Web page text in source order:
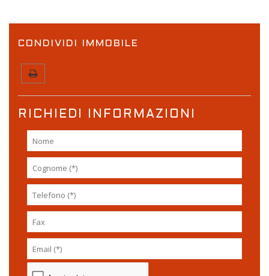
CONDIVIDI IMMOBILE
RICHIEDI INFORMAZIONI